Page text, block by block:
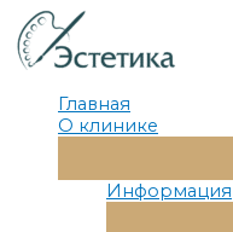
Перейти
к
содержимому
Главная
О клинике
Информация